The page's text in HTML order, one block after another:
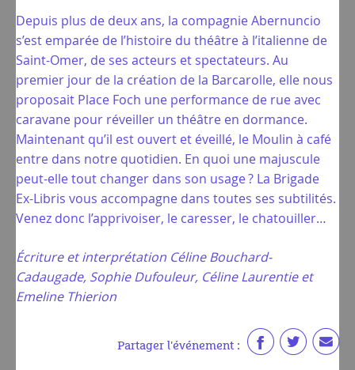
Depuis plus de deux ans, la compagnie Abernuncio
s’est emparée de l’histoire du théâtre à l’italienne de
Saint-Omer, de ses acteurs et spectateurs. Au
premier jour de la création de la Barcarolle, elle nous
proposait Place Foch une performance de rue avec
caravane pour réveiller un théâtre en dormance.
Maintenant qu’il est ouvert et éveillé, le Moulin à café
entre dans notre quotidien. En quoi une majuscule
peut-elle tout changer dans son usage ? La Brigade
Ex-Libris vous accompagne dans toutes ses subtilités.
Venez donc l’apprivoiser, le caresser, le chatouiller…
Écriture et interprétation Céline Bouchard-
Cadaugade, Sophie Dufouleur, Céline Laurentie et
Emeline Thierion
Partager l'événement :